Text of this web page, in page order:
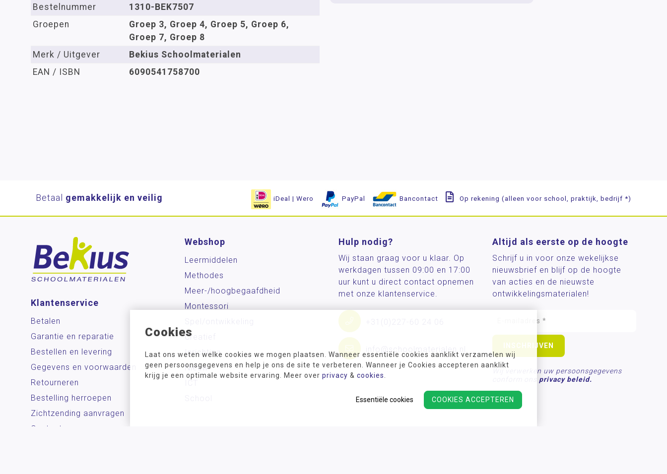
Cookies
Laat ons weten welke cookies we mogen plaatsen. Wanneer essentiële cookies aanklikt verzamelen wij
geen persoonsgegevens en help je ons de site te verbeteren. Wanneer je Cookies accepteren aanklikt
krijg je een optimale website ervaring. Meer over privacy & cookies
COOKIES ACCEPTEREN
Essentiële cookies
Bestelnummer
1310-BEK7507
Groepen
Groep 3, Groep 4, Groep 5, Groep 6,
Groep 7, Groep 8
Merk / Uitgever
Bekius Schoolmaterialen
EAN / ISBN
6090541758700
Betaal gemakkelijk en veilig iDeal | Wero PayPal Bancontact Op rekening (alleen voor school, praktijk, bedrijf *)
Klantenservice
Betalen
Garantie en reparatie
Bestellen en levering
Gegevens en voorwaarden
Retourneren
Bestelling herroepen
Zichtzending aanvragen
Contact
Webshop
Leermiddelen
Methodes
Meer-/hoog­begaafdheid
Montessori
Creatief
Inrichting
Nieuw
Hulp nodig?
Wij staan graag voor u klaar. Op
werkdagen tussen 09:00 en 17:00
uur kunt u direct contact opnemen
met onze klantenservice.
Altijd als eerste op de hoogte
Schrijf u in voor onze wekelijkse
nieuwsbrief en blijf op de hoogte
van acties en de nieuwste
ontwikkelingsmaterialen!
Wij verwerken uw persoonsgegevens
privacy beleid.